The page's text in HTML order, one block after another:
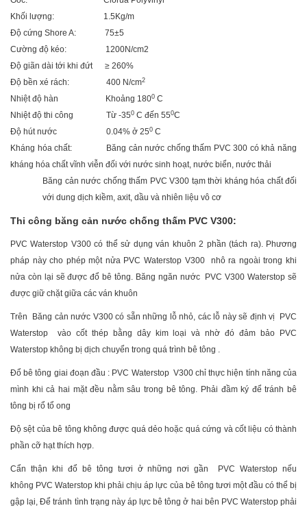
Khối lượng: 1.5Kg/m
Độ cứng Shore A: 75±5
Cường độ kéo: 1200N/cm2
Độ giãn dài tới khi đứt ≥ 260%
Độ bền xé rách: 400 N/cm2
Nhiệt độ hàn Khoảng 1800 C
Nhiệt độ thi công Từ -350 C đến 550C
Độ hút nước 0.04% ở 250 C
Kháng hóa chất: Băng cản nước chống thấm PVC 300 có khả năng
kháng hóa chất vĩnh viễn đối với nước sinh hoạt, nước biển, nước thải
Băng cản nước chống thấm PVC V300 tạm thời kháng hóa chất đối
với dung dịch kiềm, axit, dầu và nhiên liệu vô cơ
Thi công băng cản nước chống thấm PVC V300:
PVC Waterstop V300 có thể sử dụng ván khuôn 2 phần (tách ra). Phương
pháp này cho phép một nửa PVC Waterstop V300 nhô ra ngoài trong khi
nửa còn lại sẽ được đổ bê tông. Băng ngăn nước PVC V300 Waterstop sẽ
được giữ chặt giữa các ván khuôn
Trên Băng cản nước V300 có sẵn những lỗ nhỏ, các lỗ này sẽ định vị PVC
Waterstop vào cốt thép bằng dây kim loại và nhờ đó đảm bảo PVC
Waterstop không bị dịch chuyển trong quá trình bê tông .
Đổ bê tông giai đoạn đầu : PVC Waterstop V300 chỉ thực hiện tính năng của
mình khi cả hai mặt đều nằm sâu trong bê tông. Phải đầm ký để tránh bê
tông bị rổ tổ ong
Độ sệt của bê tông không được quá dẻo hoặc quá cứng và cốt liệu có thành
phần cỡ hạt thích hợp.
Cẩn thận khi đổ bê tông tươi ở những nơi gần PVC Waterstop nếu
không PVC Waterstop khi phải chịu áp lực của bê tông tươi một đầu có thể bị
gập lại, Để tránh tình trạng này áp lực bê tông ở hai bên PVC Waterstop phải